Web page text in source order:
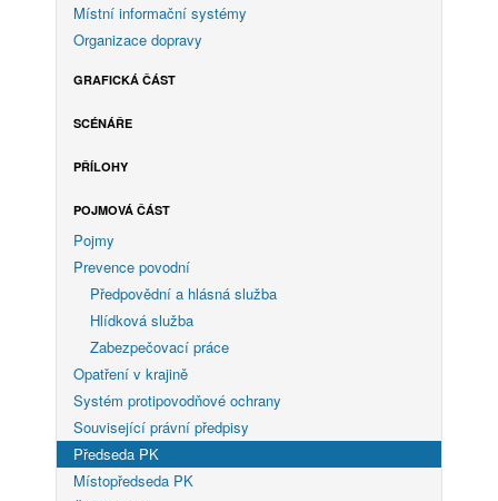
Místní informační systémy
Organizace dopravy
GRAFICKÁ ČÁST
SCÉNÁŘE
PŘÍLOHY
POJMOVÁ ČÁST
Pojmy
Prevence povodní
Předpovědní a hlásná služba
Hlídková služba
Zabezpečovací práce
Opatření v krajině
Systém protipovodňové ochrany
Související právní předpisy
Předseda PK
Místopředseda PK